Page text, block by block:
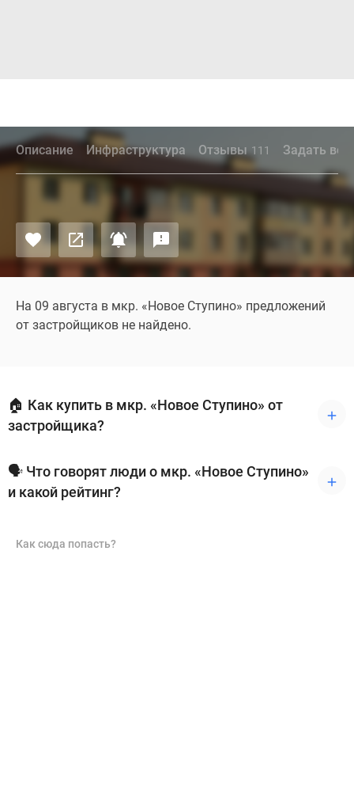
Описание Инфраструктура Отзывы 111 Задать
На 09 августа в мкр. «Новое Ступино» предложений
от застройщиков не найдено.
🏠 Как купить в мкр. «Новое Ступино» от
застройщика?
🗣 Что говорят люди о мкр. «Новое Ступино»
и какой рейтинг?
Как сюда попасть?